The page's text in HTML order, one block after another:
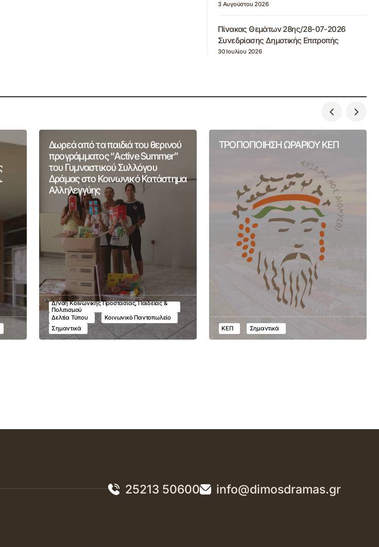
3 Αυγούστου 2026
Πίνακας Θεμάτων 28ης/28-07-2026
Συνεδρίασης Δημοτικής Επιτροπής
30 Ιουλίου 2026
Δωρεά από τα παιδιά του θερινού
προγράμματος “Active Summer”
του Γυμναστικού Συλλόγου
Δράμας στο Κοινωνικό Κατάστημα
Αλληλεγγύης
Δ/νση Κοινωνικής Προστασίας, Παιδείας &
Πολιτισμού
Δελτία Τύπου
Κοινωνικό Παντοπωλείο
Σημαντικά
ΤΡΟΠΟΠΟΙΗΣΗ ΩΡΑΡΙΟΥ ΚΕΠ
ΚΕΠ Σημαντικά
25213 50600 info@dimosdramas.gr